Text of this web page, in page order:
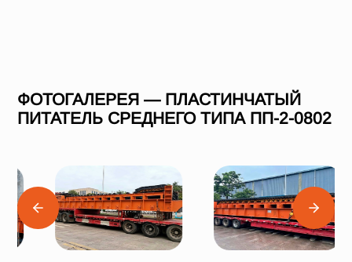
ФОТОГАЛЕРЕЯ — ПЛАСТИНЧАТЫЙ
ПИТАТЕЛЬ СРЕДНЕГО ТИПА ПП-2-0802